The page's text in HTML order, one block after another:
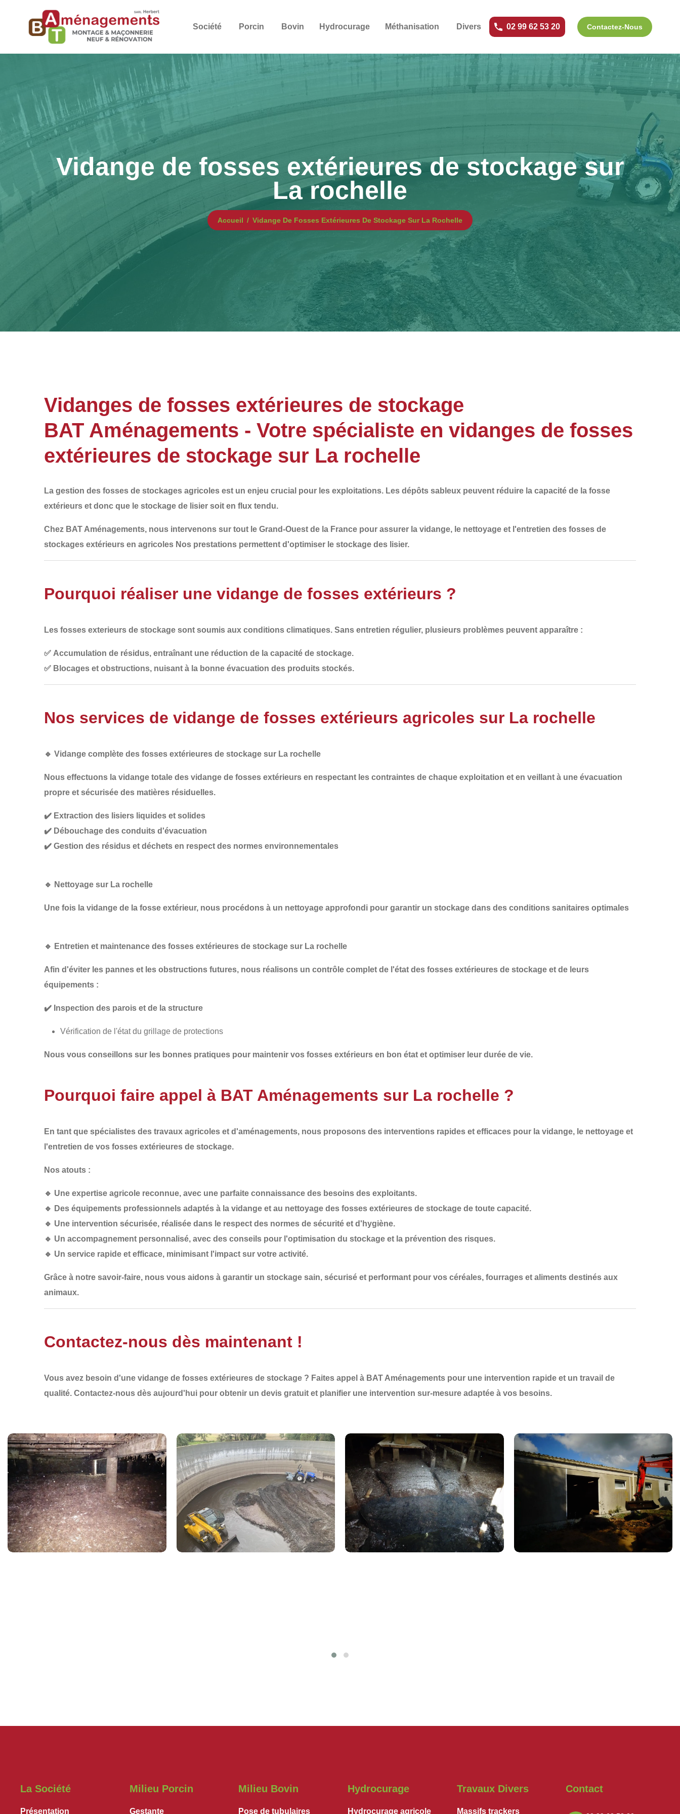
Société Porcin Bovin Hydrocurage Méthanisation Divers 02 99 62 53 20 Contactez-Nous
Vidange de fosses extérieures de stockage sur
La rochelle
Accueil Vidange De Fosses Extérieures De Stockage Sur La Rochelle
Vidanges de fosses extérieures de stockage
BAT Aménagements - Votre spécialiste en vidanges de fosses
extérieures de stockage sur La rochelle
La gestion des fosses de stockages agricoles est un enjeu crucial pour les exploitations. Les dépôts sableux peuvent réduire la capacité de la fosse
extérieurs et donc que le stockage de lisier soit en flux tendu.
Chez BAT Aménagements, nous intervenons sur tout le Grand-Ouest de la France pour assurer la vidange, le nettoyage et l'entretien des fosses de
stockages extérieurs en agricoles Nos prestations permettent d'optimiser le stockage des lisier.
Pourquoi réaliser une vidange de fosses extérieurs ?
Les fosses exterieurs de stockage sont soumis aux conditions climatiques. Sans entretien régulier, plusieurs problèmes peuvent apparaître :
✅ Accumulation de résidus, entraînant une réduction de la capacité de stockage.
✅ Blocages et obstructions, nuisant à la bonne évacuation des produits stockés.
Nos services de vidange de fosses extérieurs agricoles sur La rochelle
🔹 Vidange complète des fosses extérieures de stockage sur La rochelle
Nous effectuons la vidange totale des vidange de fosses extérieurs en respectant les contraintes de chaque exploitation et en veillant à une évacuation
propre et sécurisée des matières résiduelles.
✔️ Extraction des lisiers liquides et solides
✔️ Débouchage des conduits d'évacuation
✔️ Gestion des résidus et déchets en respect des normes environnementales
🔹 Nettoyage sur La rochelle
Une fois la vidange de la fosse extérieur, nous procédons à un nettoyage approfondi pour garantir un stockage dans des conditions sanitaires optimales
🔹 Entretien et maintenance des fosses extérieures de stockage sur La rochelle
Afin d'éviter les pannes et les obstructions futures, nous réalisons un contrôle complet de l'état des fosses extérieures de stockage et de leurs
équipements :
✔️ Inspection des parois et de la structure
Vérification de l'état du grillage de protections
Nous vous conseillons sur les bonnes pratiques pour maintenir vos fosses extérieurs en bon état et optimiser leur durée de vie.
Pourquoi faire appel à BAT Aménagements sur La rochelle ?
En tant que spécialistes des travaux agricoles et d'aménagements, nous proposons des interventions rapides et efficaces pour la vidange, le nettoyage et
l'entretien de vos fosses extérieures de stockage.
Nos atouts :
🔹 Une expertise agricole reconnue, avec une parfaite connaissance des besoins des exploitants.
🔹 Des équipements professionnels adaptés à la vidange et au nettoyage des fosses extérieures de stockage de toute capacité.
🔹 Une intervention sécurisée, réalisée dans le respect des normes de sécurité et d'hygiène.
🔹 Un accompagnement personnalisé, avec des conseils pour l'optimisation du stockage et la prévention des risques.
🔹 Un service rapide et efficace, minimisant l'impact sur votre activité.
Grâce à notre savoir-faire, nous vous aidons à garantir un stockage sain, sécurisé et performant pour vos céréales, fourrages et aliments destinés aux
animaux.
Contactez-nous dès maintenant !
Vous avez besoin d'une vidange de fosses extérieures de stockage ? Faites appel à BAT Aménagements pour une intervention rapide et un travail de
qualité. Contactez-nous dès aujourd'hui pour obtenir un devis gratuit et planifier une intervention sur-mesure adaptée à vos besoins.
La Société
Présentation
Milieu Porcin
Gestante
Milieu Bovin
Pose de tubulaires
Hydrocurage
Hydrocurage agricole
Travaux Divers
Massifs trackers
Contact